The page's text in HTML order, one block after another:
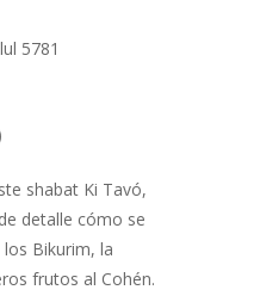
5781
shabat Ki Tavó,
detalle cómo se
Bikurim, la
frutos al Cohén.